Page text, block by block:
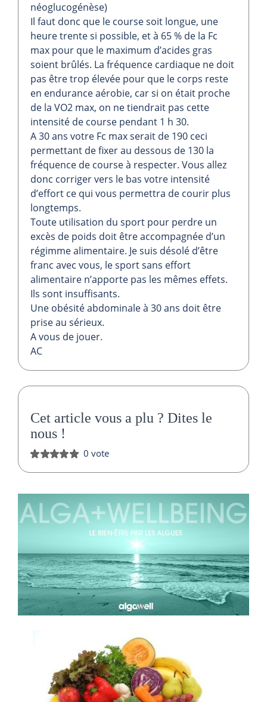
néoglucogénèse)
Il faut donc que le course soit longue, une
heure trente si possible, et à 65 % de la Fc
max pour que le maximum d’acides gras
soient brûlés. La fréquence cardiaque ne doit
pas être trop élevée pour que le corps reste
en endurance aérobie, car si on était proche
de la VO2 max, on ne tiendrait pas cette
intensité de course pendant 1 h 30.
A 30 ans votre Fc max serait de 190 ceci
permettant de fixer au dessous de 130 la
fréquence de course à respecter. Vous allez
donc corriger vers le bas votre intensité
d’effort ce qui vous permettra de courir plus
longtemps.
Toute utilisation du sport pour perdre un
excès de poids doit être accompagnée d’un
régimme alimentaire. Je suis désolé d’être
franc avec vous, le sport sans effort
alimentaire n’apporte pas les mêmes effets.
Ils sont insuffisants.
Une obésité abdominale à 30 ans doit être
prise au sérieux.
A vous de jouer.
AC
Cet article vous a plu ? Dites le
nous !
0 vote